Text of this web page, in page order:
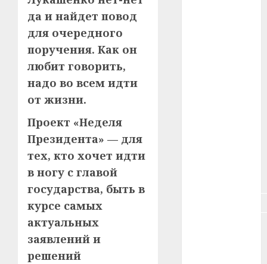
да и найдет повод
для очередного
поручения. Как он
любит говорить,
надо во всем идти
от жизни.
Проект «Неделя
Президента» — для
тех, кто хочет идти
в ногу с главой
государства, быть в
курсе самых
актуальных
заявлений и
решений